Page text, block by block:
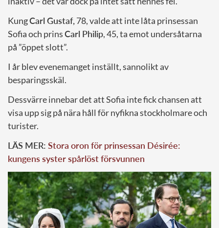
KungCarl Gustaf, 78, valde att inte låta prinsessan
Sofia och prinsCarl Philip, 45, ta emot undersåtarna
på ”öppet slott”.
I år blev evenemanget inställt, sannolikt av
besparingsskäl.
Dessvärre innebar det att Sofia inte fick chansen att
visa upp sig på nära håll för nyfikna stockholmare och
turister.
LÄS MER: Stora oron för prinsessan Désirée:
kungens syster spårlöst försvunnen